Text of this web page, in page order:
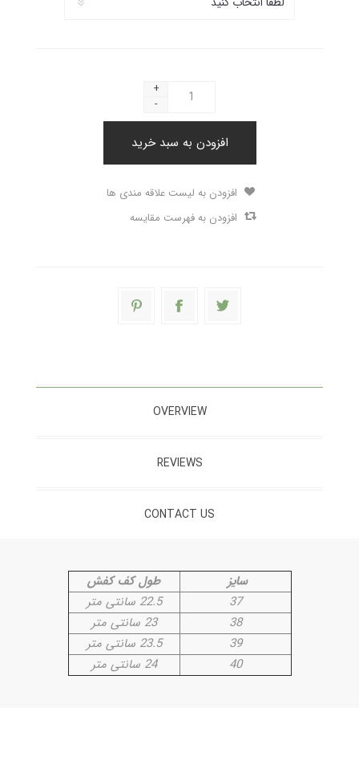
+
-
افزودن به سبد خرید
افزودن به لیست علاقه مندی ها
افزودن به فهرست مقایسه
OVERVIEW
REVIEWS
CONTACT US
سایز
طول کف کفش
37
22.5 سانتی متر
38
23 سانتی متر
39
23.5 سانتی متر
40
24 سانتی متر